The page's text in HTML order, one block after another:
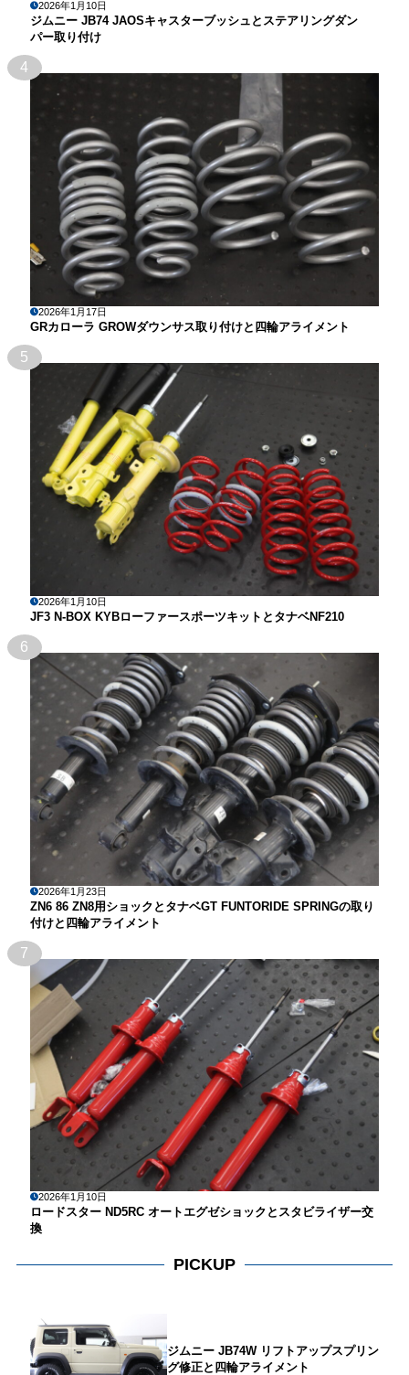
2026年1月10日
ジムニー JB74 JAOSキャスターブッシュとステアリングダン
パー取り付け
4
2026年1月17日
GRカローラ GROWダウンサス取り付けと四輪アライメント
5
2026年1月10日
JF3 N-BOX KYBローファースポーツキットとタナベNF210
6
2026年1月23日
ZN6 86 ZN8用ショックとタナベGT FUNTORIDE SPRINGの取り
付けと四輪アライメント
7
2026年1月10日
ロードスター ND5RC オートエグゼショックとスタビライザー交
換
PICKUP
ジムニー JB74W リフトアップスプリン
グ修正と四輪アライメント